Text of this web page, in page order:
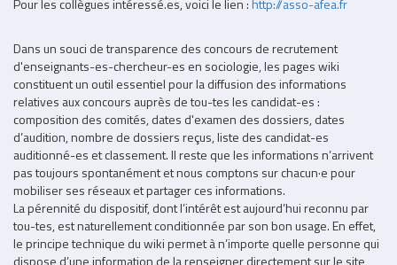
Pour les collègues intéressé.es, voici le lien :http://asso-afea.fr
Dans un souci de transparence des concours de recrutement
d'enseignants-es-chercheur-es en sociologie, les pages wiki
constituent un outil essentiel pour la diffusion des informations
relatives aux concours auprès de tou-tes les candidat-es :
composition des comités, dates d'examen des dossiers, dates
d’audition, nombre de dossiers reçus, liste des candidat-es
auditionné-es et classement. Il reste que les informations n’arrivent
pas toujours spontanément et nous comptons sur chacun·e pour
mobiliser ses réseaux et partager ces informations.
La pérennité du dispositif, dont l’intérêt est aujourd’hui reconnu par
tou-tes, est naturellement conditionnée par son bon usage. En effet,
le principe technique du wiki permet à n’importe quelle personne qui
dispose d’une information de la renseigner directement sur le site,